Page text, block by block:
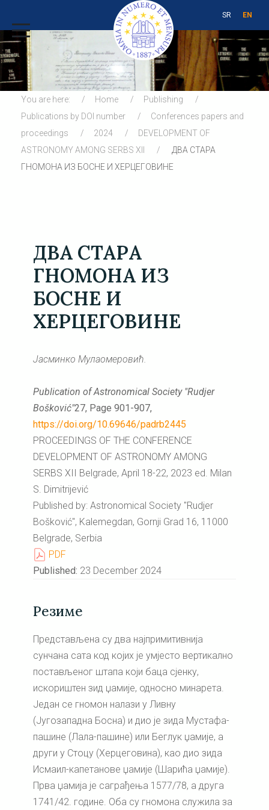
SR EN
You are here: Home
Publishing
Publications by DOI number
Conferences papers and
proceedings
2024
DEVELOPMENT OF
ASTRONOMY AMONG SERBS XII
ДВА СТАРА
ГНОМОНА ИЗ БОСНЕ И ХЕРЦЕГОВИНЕ
ДВА СТАРА
ГНОМОНА ИЗ
БОСНЕ И
ХЕРЦЕГОВИНЕ
Јасминко Мулаомеровић.
Publication of Astronomical Society "Rudjer
Bošković"27, Page 901-907,
https://doi.org/10.69646/padrb2445
PROCEEDINGS OF THE CONFERENCE
DEVELOPMENT OF ASTRONOMY AMONG
SERBS XII Belgrade, April 18-22, 2023 ed. Milan
S. Dimitrijević
Published by: Astronomical Society "Rudjer
Bošković", Kalemegdan, Gornji Grad 16, 11000
Belgrade, Serbia
PDF
Published: 23 December 2024
Резиме
Представљена су два најпримитивнија
сунчана сата код којих је умјесто вертикално
постављеног штапа који баца сјенку,
искориштен зид џамије, односно минарета.
Један се гномон налази у Ливну
(Југозападна Босна) и дио је зида Мустафа-
пашине (Лала-пашине) или Беглук џамије, а
други у Стоцу (Херцеговина), као дио зида
Исмаил-капетанове џамије (Шарића џамије).
Прва џамија је саграђења 1577/78, а друга
1741/42. године. Оба су гномона служила за